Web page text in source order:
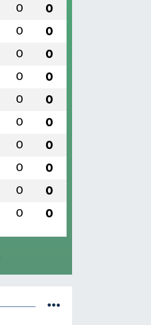
0 0
0 0
0 0
0 0
0 0
0 0
0 0
0 0
0 0
0 0